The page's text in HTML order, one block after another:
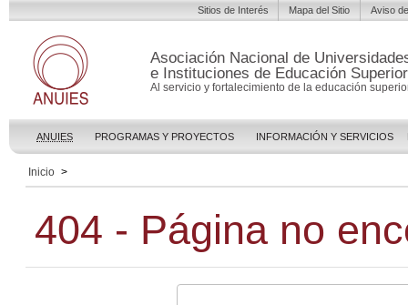
Asociación Nacional de
e Instituciones de Educación Superior
Al servicio y fortalecimiento de la educación
ANUIES PROGRAMAS Y PROYECTOS INFORMACIÓN Y SERVICIOS
Sitios de Interés Mapa del Sitio Aviso
Inicio >
404 - Página no